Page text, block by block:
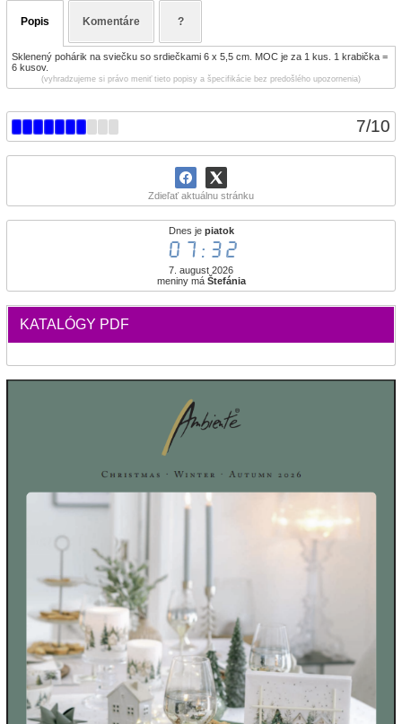
7/10
Zdieľať aktuálnu stránku
Dnes je piatok
07:32
7. august 2026
meniny má Štefánia
KATALÓGY PDF
Popis Komentáre ?
Sklenený pohárik na sviečku so srdiečkami 6 x 5,5 cm. MOC je za 1 kus. 1 krabička =
6 kusov.
(vyhradzujeme si právo meniť tieto popisy a špecifikácie bez predošlého upozornenia)